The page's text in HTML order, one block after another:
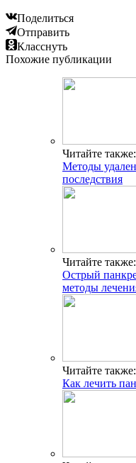
Поделиться
Отправить
Класснуть
Похожие публикации
Читайте также:
Методы
последствия
Читайте также:
Острый
методы
Читайте также:
Как лечить